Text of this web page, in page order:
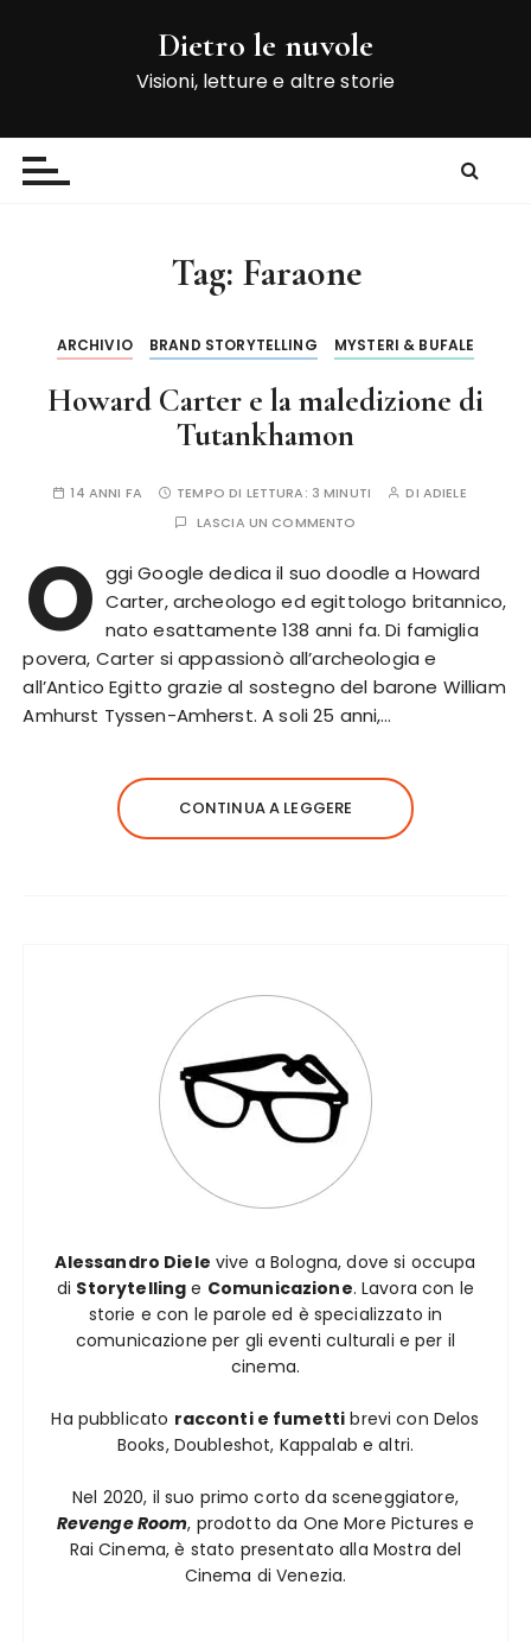
a
Dietro le nuvole
Visioni, letture e altre storie
Tag: Faraone
ARCHIVIO BRAND STORYTELLING MYSTERI & BUFALE
Howard Carter e la maledizione di
Tutankhamon
14 ANNI FA TEMPO DI LETTURA: 3 MINUTI DI ADIELE
LASCIA UN COMMENTO
O ggi Google dedica il suo doodle a Howard
Carter, archeologo ed egittologo britannico,
nato esattamente 138 anni fa. Di famiglia
povera, Carter si appassionò all’archeologia e
all’Antico Egitto grazie al sostegno del barone William
Amhurst Tyssen-Amherst. A soli 25 anni,…
CONTINUA A LEGGERE
Alessandro Diele vive a Bologna, dove si occupa
di Storytelling e Comunicazione. Lavora con le
storie e con le parole ed è specializzato in
comunicazione per gli eventi culturali e per il
cinema.
Ha pubblicato racconti e fumetti brevi con Delos
Books, Doubleshot, Kappalab e altri.
Nel 2020, il suo primo corto da sceneggiatore,
Revenge Room, prodotto da One More Pictures e
Rai Cinema, è stato presentato alla Mostra del
Cinema di Venezia.